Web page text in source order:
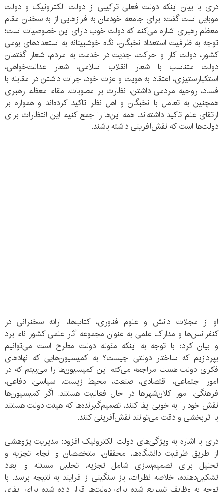
دری با بیان اینکه دولت فعلی ترکیبی از دولت الکترونیک و دولت
موبایل است گفت: برای جامعه خودمان به فرازهایی از به سخنان مقام
معظم رهبری اشاره می‌کنم که دولت خوب دارای این خصوصیات است؛
توجه به ظرفیت استعداد نخبگان، نگاه خوشبینانه به استعدادهای بومی
کشور، دولت کار و حرکت، جدیت در خدمت به مردم، شعار گفتمان
دولت متناسب با شعار انقلاب اسلامی، شعار عدالت‌خواهی،
استکبارستیزی، اعتقاد به هویت و عزت خود، جرات داشتن در مقابله با
فساد، روحیه مردمی داشتن، نظارت بر مصوبات. مقام معظم رهبری
همچنین به تعامل با نخبگان و اهل نظر تاکید کرده‌اند و همواره بر
ارتقای علم تاکید داشته‌اند. همه این‌ها را جمع کنیم این انتظارات برای
دولت‌ها است که نقش‌آفرینی داشته باشند.
او از مجلات دانش و علوم فناوری، کتاب‌ها، ارائه سخنرانی در
کنفرانس‌ها و مدارک علمی به عنوان مجموعه آثار علمی کشور نام برد
و بیان کرد: با توجه به اینکه مقوله دولت مطرح است می‌توانیم
بپردازیم که ساختار دولتی چیست؟ به کمیسیون‌هایی که نهادهای
فکری دولت هست مراجعه می‌کنم این کمیسیون‌ها را می‌بینم که در
امور اجتماعی، اقتصادی، صنعت، محیط زیست، سیاسی، دفاعی،
فرهنگی، امور کلان‌شهرها در حال فعالیت هستند. اگر کمیسیون‌ها
نقش خود را به خوبی ایفا کنند، تصمیم‌گیرنده‌ها که هیئت دولت هستند
با اثربخشی و دقت می‌توانند نقش‌آفرینی کنند.
دری با اشاره به ویژگی‌های دولت الکترونیک افزود: مدیریت پژوهشی
از طریق ظرفیت دانشگاه‌ها، محققان، متخصصان و انجام تجزیه و
تحلیل برای تصمیم‌سازی شامل تجزیه، تحلیل مسئله و ابعاد
تشکیل‌دهنده، خلاصه نظرات، باز سنگینی از فرایند به نتیجه برسد. با